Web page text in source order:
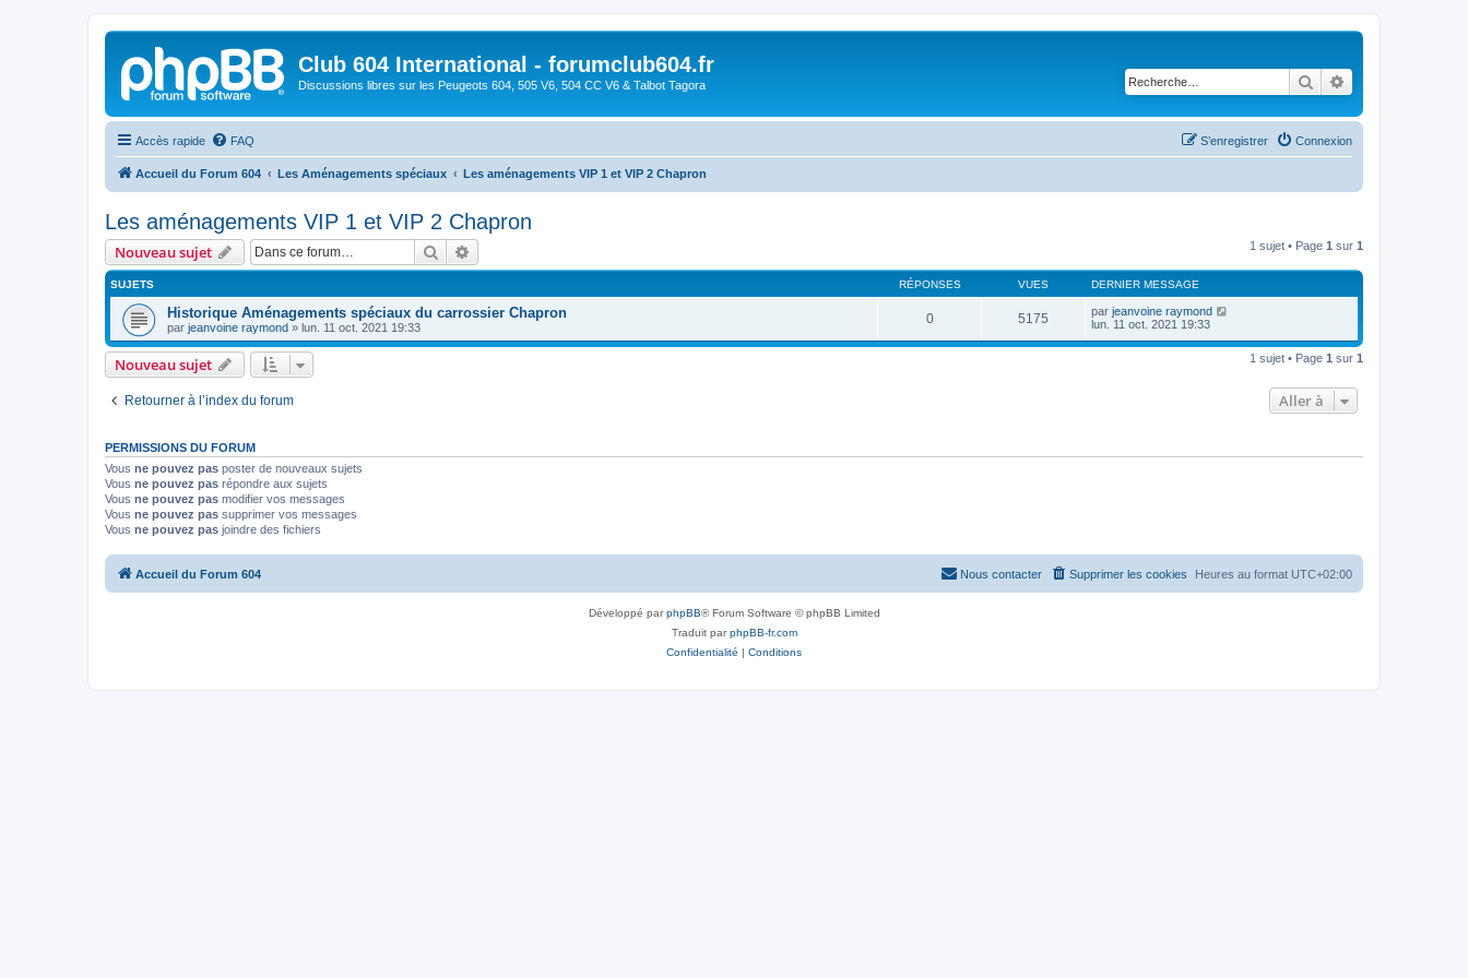
Club 604 International - forumclub604.fr
Discussions libres sur les Peugeots 604, 505 V6, 504 CC V6 & Talbot Tagora Rechercher
Accès rapide FAQ Connexion
S’enregistrer
Accueil du Forum 604 Les Aménagements spéciaux Les aménagements VIP 1 et VIP 2 Chapron
Les aménagements VIP 1 et VIP 2 Chapron
Nouveau sujet Rechercher 1 sujet • Page 1 sur 1
SUJETS RÉPONSES VUES DERNIER MESSAGE
Historique Aménagements spéciaux du carrossier Chapron
par jeanvoine raymond » lun. 11 oct. 2021 19:33
0 5175 par jeanvoine raymond
lun. 11 oct. 2021 19:33
Nouveau sujet 1 sujet • Page 1 sur 1
Retourner à l’index du forum Aller à
PERMISSIONS DU FORUM
Vous ne pouvez pas poster de nouveaux sujets
Vous ne pouvez pas répondre aux sujets
Vous ne pouvez pas modifier vos messages
Vous ne pouvez pas supprimer vos messages
Vous ne pouvez pas joindre des fichiers
Accueil du Forum 604 Heures au format UTC+02:00
Supprimer les cookies
Nous contacter
Développé parphpBB® Forum Software © phpBB Limited
Traduit parphpBB-fr.com
Confidentialité | Conditions